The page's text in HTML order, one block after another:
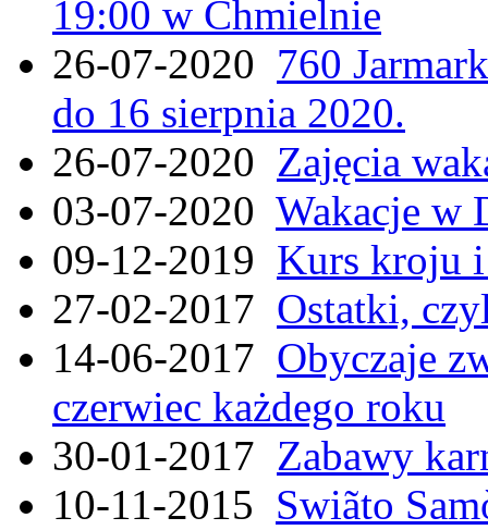
19:00 w Chmielnie
26-07-2020 760
do 16 sierpnia 2020.
26-07-2020 Zajęcia
03-07-2020 Wakacje w
09-12-2019 Kurs kroju i
27-02-2017 Ostatki,
14-06-2017 Obyczaje
czerwiec każdego roku
30-01-2017 Zabawy
10-11-2015 Swiãto